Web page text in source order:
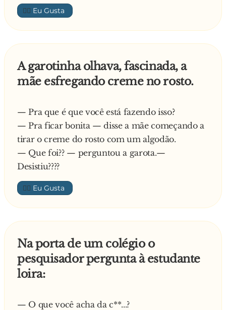
👍🏼
A garotinha olhava, fascinada, a
mãe esfregando creme no rosto.
— Pra que é que você está fazendo isso?
— Pra ficar bonita — disse a mãe começando a
tirar o creme do rosto com um algodão.
— Que foi?? — perguntou a garota.—
Desistiu????
👍🏼
Na porta de um colégio o
pesquisador pergunta à estudante
loira:
— O que você acha da c**...?